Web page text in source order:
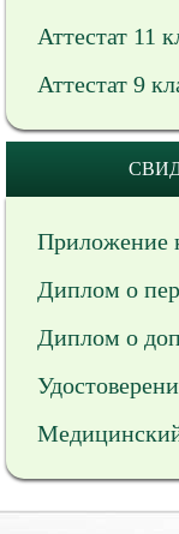
Аттестат 11
Аттестат 9
Приложение
Диплом о
Диплом о